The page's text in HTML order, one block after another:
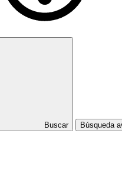
Buscar Búsqueda